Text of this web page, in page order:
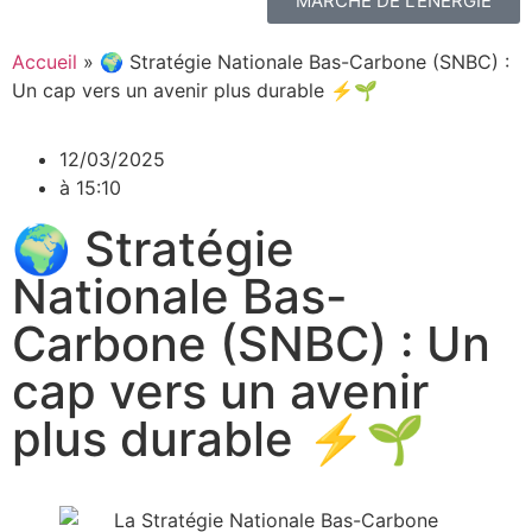
Accueil » 🌍 Stratégie Nationale Bas-Carbone (SNBC) :
Un cap vers un avenir plus durable ⚡🌱
12/03/2025
à 15:10
🌍 Stratégie
Nationale Bas-
Carbone (SNBC) : Un
cap vers un avenir
plus durable ⚡🌱